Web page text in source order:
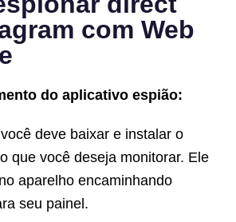
com Web
do aplicativo espião:
deve baixar e instalar o
que você deseja monitorar. Ele
aparelho encaminhando
seu painel.